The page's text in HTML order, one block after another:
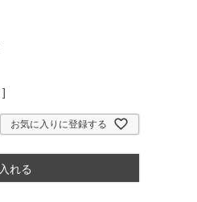
お気に入りに登録する
れる